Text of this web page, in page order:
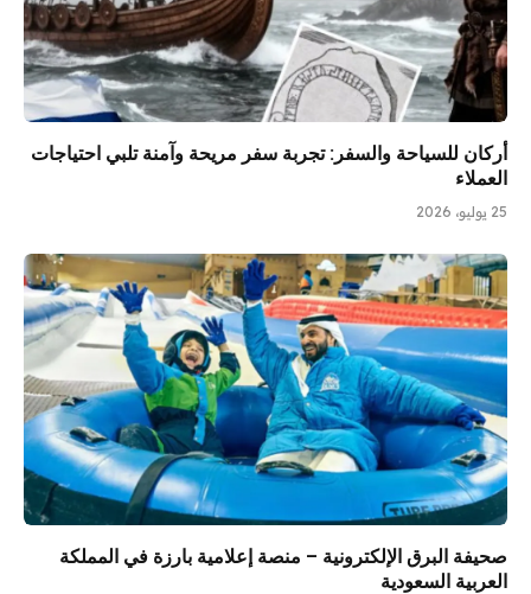
أركان للسياحة والسفر: تجربة سفر مريحة وآمنة تلبي احتياجات
العملاء
25 يوليو، 2026
صحيفة البرق الإلكترونية – منصة إعلامية بارزة في المملكة
العربية السعودية